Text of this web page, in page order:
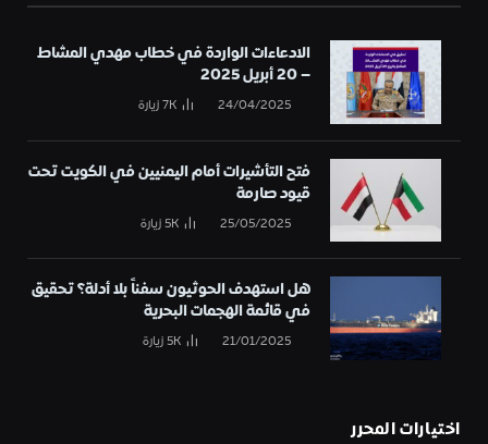
الادعاءات الواردة في خطاب مهدي المشاط
– 20 أبريل 2025
24/04/2025
7Kزيارة
فتح التأشيرات أمام اليمنيين في الكويت تحت
قيود صارمة
25/05/2025
5Kزيارة
هل استهدف الحوثيون سفناً بلا أدلة؟ تحقيق
في قائمة الهجمات البحرية
21/01/2025
5Kزيارة
اختيارات المحرر